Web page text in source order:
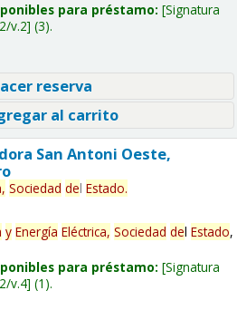
para préstamo: Signatura
v.2 (3).
reserva
al carrito
San Antoni Oeste,
Sociedad del Estado.
y Energía Eléctrica, Sociedad del Estado,
para préstamo: Signatura
v.4 (1).